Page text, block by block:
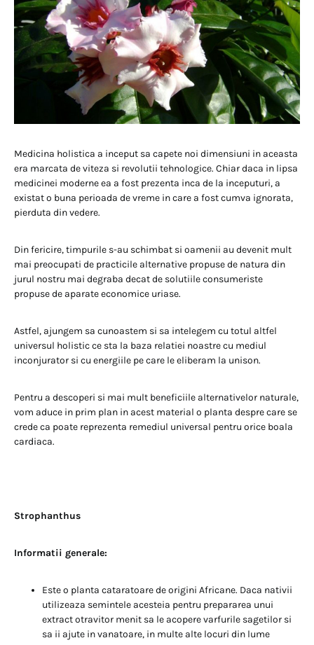
Medicina holistica a inceput sa capete noi dimensiuni in aceasta
era marcata de viteza si revolutii tehnologice. Chiar daca in lipsa
medicinei moderne ea a fost prezenta inca de la inceputuri, a
existat o buna perioada de vreme in care a fost cumva ignorata,
pierduta din vedere.
Din fericire, timpurile s-au schimbat si oamenii au devenit mult
mai preocupati de practicile alternative propuse de natura din
jurul nostru mai degraba decat de solutiile consumeriste
propuse de aparate economice uriase.
Astfel, ajungem sa cunoastem si sa intelegem cu totul altfel
universul holistic ce sta la baza relatiei noastre cu mediul
inconjurator si cu energiile pe care le eliberam la unison.
Pentru a descoperi si mai mult beneficiile alternativelor naturale,
vom aduce in prim plan in acest material o planta despre care se
crede ca poate reprezenta remediul universal pentru orice boala
cardiaca.
Strophanthus
Informatii generale:
Este o planta cataratoare de origini Africane. Daca nativii
utilizeaza semintele acesteia pentru prepararea unui
extract otravitor menit sa le acopere varfurile sagetilor si
sa ii ajute in vanatoare, in multe alte locuri din lume